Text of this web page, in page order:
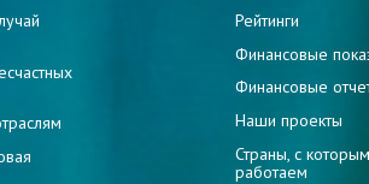
Рейтинги
Финансовые
Финансовые
Наши проекты
Страны, с
работаем